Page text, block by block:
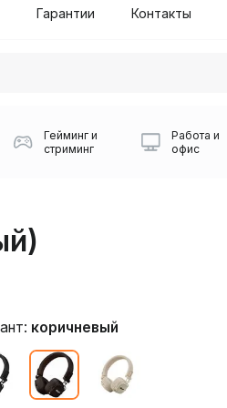
Гарантии Контакты
Беспроводные колонки
Наборы
Ресиверы
Гейминг и
стриминг
Геймпады
Работа и
офис
Коврики для мыши
USB Type-C адаптеры
коричневый